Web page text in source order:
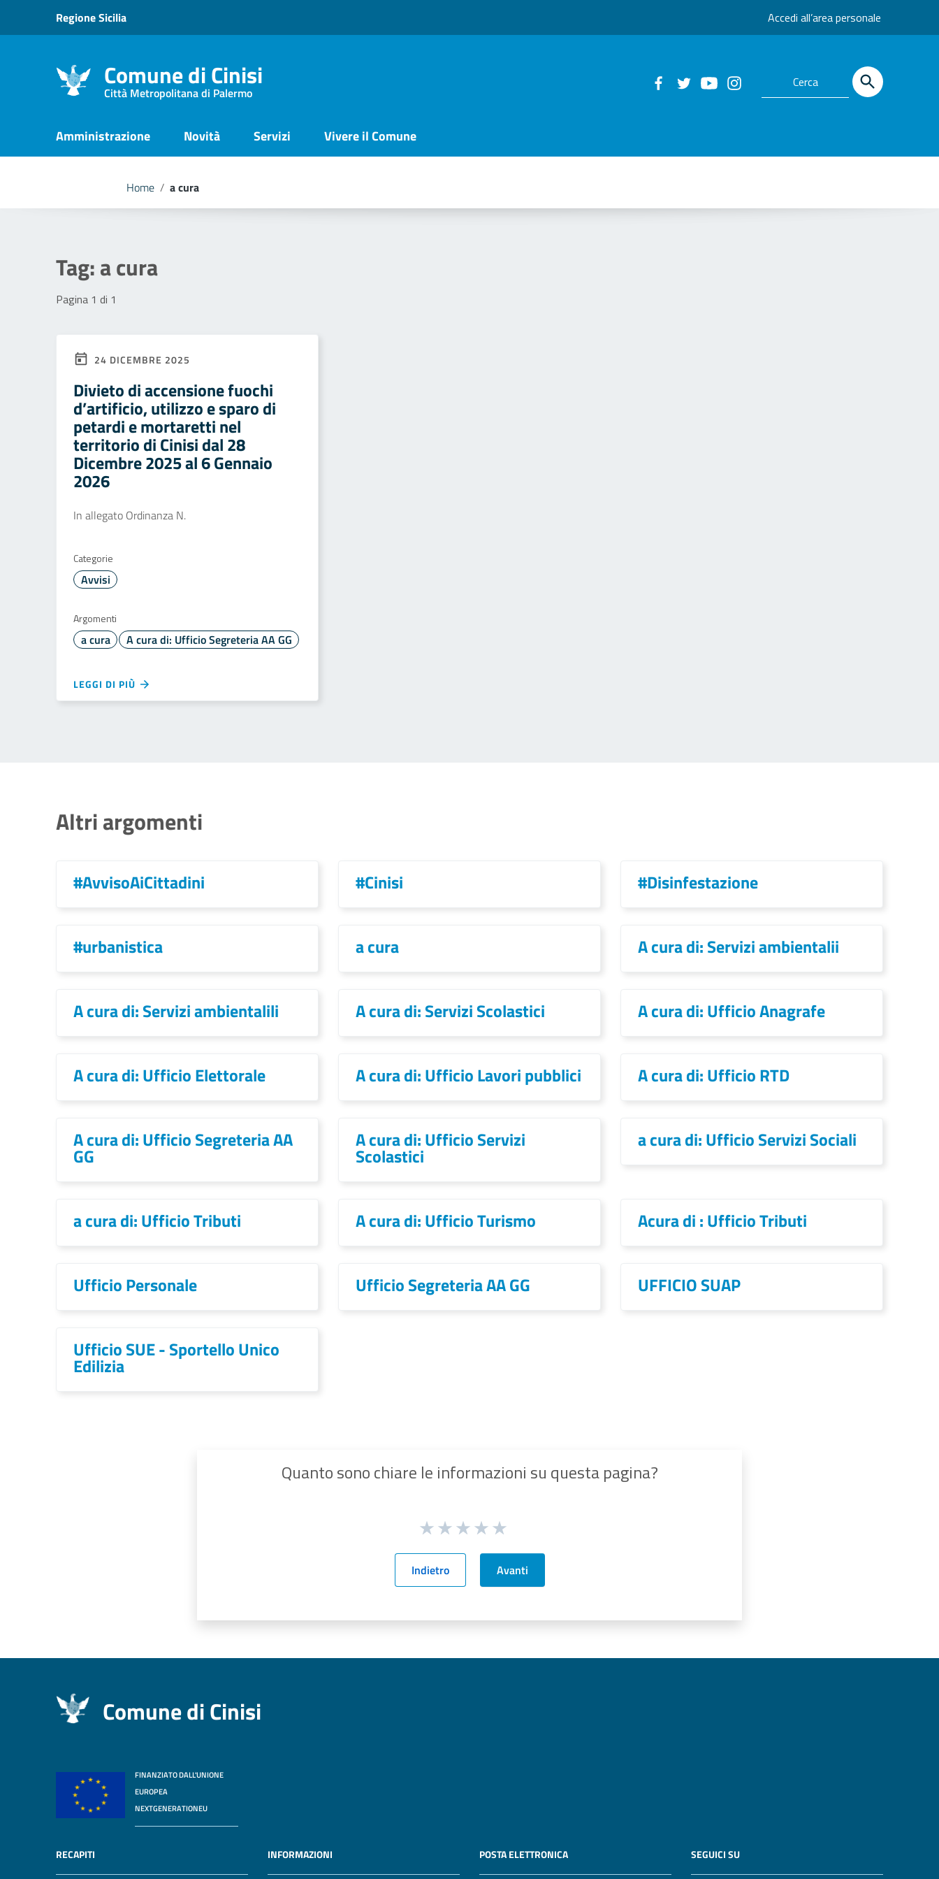
Vai ai contenuti
Vai al menu di navigazione
Regione Sicilia Accedi all’area personale
Comune di Cinisi
Città Metropolitana di Palermo
Amministrazione Novità Servizi Vivere il Comune
Home / a cura
Tag:a cura
Pagina 1 di 1
24 DICEMBRE 2025
Divieto di accensione fuochi
d’artificio, utilizzo e sparo di
petardi e mortaretti nel
territorio di Cinisi dal 28
Dicembre 2025 al 6 Gennaio
2026
In allegato Ordinanza N.
Categorie
Avvisi
Argomenti
a cura A cura di: Ufficio Segreteria AA GG
LEGGI DI PIÙ
Altri argomenti
#AvvisoAiCittadini #Cinisi #Disinfestazione
#urbanistica a cura A cura di: Servizi ambientalii
A cura di: Servizi ambientalili A cura di: Servizi Scolastici A cura di: Ufficio Anagrafe
A cura di: Ufficio Elettorale A cura di: Ufficio Lavori pubblici A cura di: Ufficio RTD
A cura di: Ufficio Segreteria AA
GG
A cura di: Ufficio Servizi
Scolastici
a cura di: Ufficio Servizi Sociali
a cura di: Ufficio Tributi A cura di: Ufficio Turismo Acura di : Ufficio Tributi
Ufficio Personale Ufficio Segreteria AA GG UFFICIO SUAP
Ufficio SUE - Sportello Unico
Edilizia
Quanto sono chiare le informazioni su questa pagina?
Indietro Avanti
Comune di Cinisi
FINANZIATO DALL'UNIONE
EUROPEA
NEXTGENERATIONEU
RECAPITI INFORMAZIONI POSTA ELETTRONICA SEGUICI SU